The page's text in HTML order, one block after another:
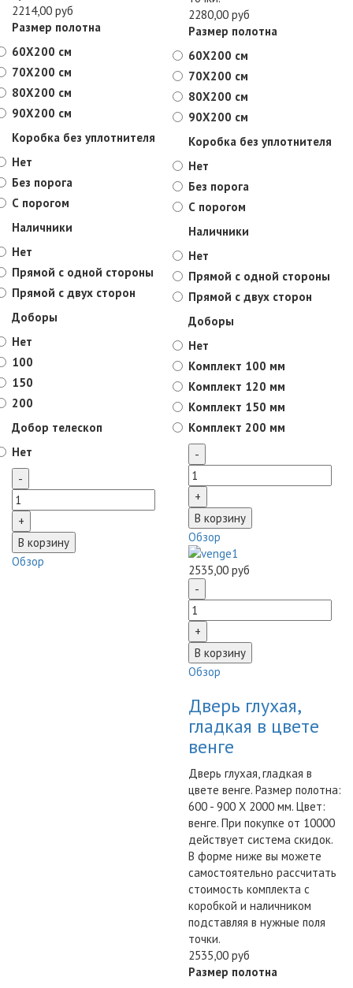
2214,00 руб
Размер полотна
60X200 см
70X200 см
80X200 см
90X200 см
Коробка без уплотнителя
Нет
Без порога
С порогом
Наличники
Нет
Прямой с одной стороны
Прямой с двух сторон
Доборы
Нет
100
150
200
Добор телескоп
Нет
Обзор
2280,00 руб
Размер полотна
60X200 см
70X200 см
80X200 см
90X200 см
Коробка без уплотнителя
Нет
Без порога
С порогом
Наличники
Нет
Прямой с одной стороны
Прямой с двух сторон
Доборы
Нет
Комплект 100 мм
Комплект 120 мм
Комплект 150 мм
Комплект 200 мм
Обзор
2535,00 руб
Обзор
Дверь глухая,
гладкая в цвете
венге
Дверь глухая, гладкая в
цвете венге. Размер полотна:
600 - 900 Х 2000 мм. Цвет:
венге. При покупке от 10000
действует система скидок.
В форме ниже вы можете
самостоятельно рассчитать
стоимость комплекта с
коробкой и наличником
подставляя в нужные поля
точки.
2535,00 руб
Размер полотна